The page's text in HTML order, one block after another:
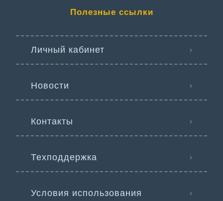
Полезные ссылки
Личный кабинет
Новости
Контакты
Техподдержка
Условия использования